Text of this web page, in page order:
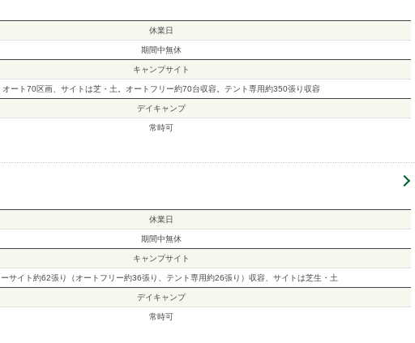
休業日
期間中無休
キャンプサイト
オート70区画、サイトは芝・土。オートフリー約70台収容。テント専用約350張り収容
デイキャンプ
常時可
休業日
期間中無休
キャンプサイト
ーサイト約62張り（オートフリー約36張り、テント専用約26張り）収容、サイトは芝生・土
デイキャンプ
常時可